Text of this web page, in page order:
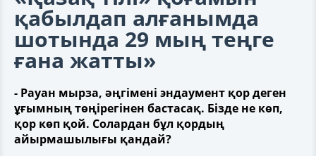
қабылдап алғанымда
шотында 29 мың теңге
ғана жатты»
- Рауан мырза, әңгімені эндаумент қор деген
ұғымның төңірегінен бастасақ. Бізде не көп,
қор көп қой. Солардан бұл қордың
айырмашылығы қандай?